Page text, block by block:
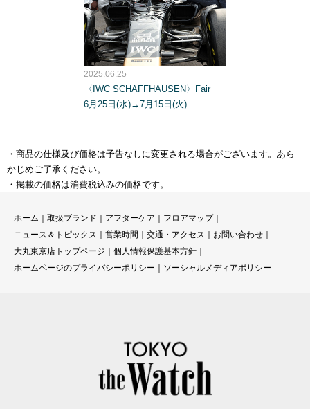
2025.06.25
〈IWC SCHAFFHAUSEN〉Fair
6月25日(水)→7月15日(火)
・商品の仕様及び価格は予告なしに変更される場合がございます。あら
かじめご了承ください。
・掲載の価格は消費税込みの価格です。
ホーム 取扱ブランド アフターケア フロアマップ｜
ニュース＆トピックス
営業時間 交通・アクセス お問い合わせ
大丸東京店トップページ
個人情報保護基本方針
ホームページのプライバシーポリシー
ソーシャルメディアポリシー